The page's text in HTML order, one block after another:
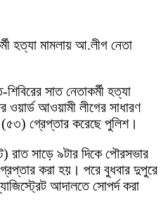
হত্যা মামলায় আ.লীগ নেতা
শিবিরের সাত নেতাকর্মী হত্যা
ওয়ার্ড আওয়ামী লীগের সাধারণ
গ্রেপ্তার করেছে পুলিশ।
রাত সাড়ে ৯টার দিকে পৌরসভার
করা হয়। পরে বুধবার দুপুরে
আদালতে সোপর্দ করা